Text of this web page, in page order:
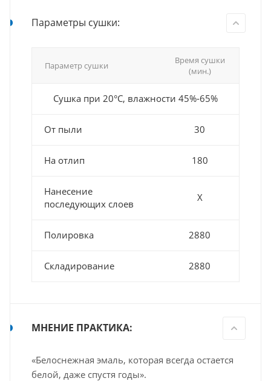
Параметры сушки:
Параметр сушки
Время сушки
(мин.)
Сушка при 20°С, влажности 45%-65%
От пыли 30
На отлип 180
Нанесение
последующих слоев
Х
Полировка 2880
Складирование 2880
МНЕНИЕ ПРАКТИКА:
«Белоснежная эмаль, которая всегда остается
белой, даже спустя годы».